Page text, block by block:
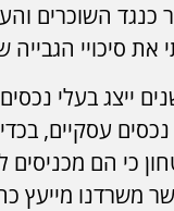
כנגד השוכרים
את סיכויי
ייצג בעלי
נכסים עסקיים,
כי הם
משרדנו מייעץ